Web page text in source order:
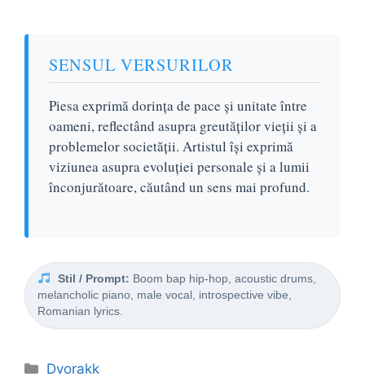
SENSUL VERSURILOR
Piesa exprimă dorința de pace și unitate între
oameni, reflectând asupra greutăților vieții și a
problemelor societății. Artistul își exprimă
viziunea asupra evoluției personale și a lumii
înconjurătoare, căutând un sens mai profund.
Stil / Prompt: Boom bap hip-hop, acoustic drums,
melancholic piano, male vocal, introspective vibe,
Romanian lyrics.
Categorii
Dvorakk